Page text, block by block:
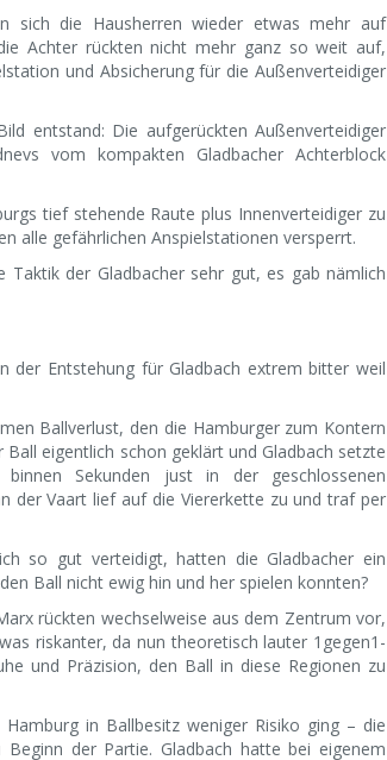
sich die Hausherren wieder etwas mehr auf
Achter rückten nicht mehr ganz so weit auf,
und Absicherung für die Außenverteidiger
entstand: Die aufgerückten Außenverteidiger
vom kompakten Gladbacher Achterblock
tief stehende Raute plus Innenverteidiger zu
alle gefährlichen Anspielstationen versperrt.
der Gladbacher sehr gut, es gab nämlich
der Entstehung für Gladbach extrem bitter weil
Ballverlust, den die Hamburger zum Kontern
eigentlich schon geklärt und Gladbach setzte
Sekunden just in der geschlossenen
der Vaart lief auf die Viererkette zu und traf per
so gut verteidigt, hatten die Gladbacher ein
Ball nicht ewig hin und her spielen konnten?
rückten wechselweise aus dem Zentrum vor,
riskanter, da nun theoretisch lauter 1gegen1-
und Präzision, den Ball in diese Regionen zu
in Ballbesitz weniger Risiko ging – die
der Partie. Gladbach hatte bei eigenem